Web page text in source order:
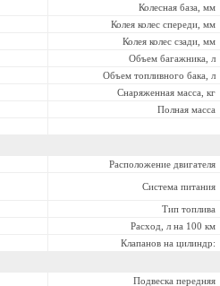
Колесная база, мм
Колея колес спереди, мм
Колея колес сзади, мм
Объем багажника, л
Объем топливного бака, л
Снаряженная масса, кг
Полная масса
Расположение двигателя
Система питания
Тип топлива
Расход, л на 100 км
Клапанов на цилиндр:
Подвеска передняя